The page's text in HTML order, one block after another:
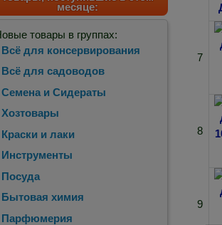
месяце:
товары в группах:
Всё для консервирования
Всё для садоводов
Семена и Сидераты
Хозтовары
Краски и лаки
Инструменты
Посуда
Бытовая химия
Парфюмерия
7
8
9